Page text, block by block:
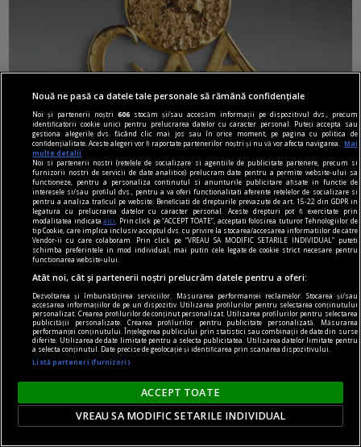
dalí
Gala
Numai Gala și Dalí sînt deghizați într‑o mitologie
deja indestructibilă.
Nouă ne pasă ca datele tale personale să rămână confidențiale
Noi și partenerii noștri606 stocăm și/sau accesăm informații pe dispozitivul dvs., precum
identificatorii cookie unici pentru prelucrarea datelor cu caracter personal. Puteți accepta sau
gestiona alegerile dvs. făcând clic mai jos sau în orice moment, pe pagina cu politica de
confidențialitate. Aceste alegeri vor fi raportate partenerilor noștri și nu vă vor afecta navigarea.
Mai
multe detalii
Noi si partenerii nostri (retelele de socializare si agentiile de publicitate partenere, precum si
furnizorii nostri de servicii de date analitice) prelucram date pentru a permite website-ului sa
functioneze, pentru a personaliza continutul si anunturile publicitare afisate in functie de
interesele si/sau profilul dvs., pentru a va oferi functionalitati aferente retelelor de socializare si
pentru a analiza traficul pe website. Beneficiati de drepturile prevazute de art. 15-22 din GDPR in
legatura cu prelucrarea datelor cu caracter personal. Aceste drepturi pot fi exercitate prin
modalitatea indicataaici
. Prin click pe “ACCEPT TOATE”, acceptati folosirea tuturor Tehnologiilor de
tip Cookie, care implica inclusiv acceptul dvs. cu privire la stocarea/accesarea informatiilor de catre
Vendor-ii cu care colaboram. Prin click pe “VREAU SA MODIFIC SETARILE INDIVIDUAL” puteti
schimba preferintele in mod individual, mai putin cele legate de cookie strict necesare pentru
functionarea website-ului.
Atât noi, cât și partenerii noștri prelucrăm datele pentru a oferi:
Dezvoltarea și îmbunătățirea serviciilor. Măsurarea performanței reclamelor. Stocarea și/sau
accesarea informațiilor de pe un dispozitiv. Utilizarea profilurilor pentru selectarea conținutului
personalizat. Crearea profilurilor de conținut personalizat. Utilizarea profilurilor pentru selectarea
publicității personalizate. Crearea profilurilor pentru publicitate personalizată. Măsurarea
performanței conținutului. Înțelegerea publicului prin statistici sau combinații de date din surse
diferite. Utilizarea de date limitate pentru a selecta publicitatea. Utilizarea datelor limitate pentru
a selecta conținutul. Date precise de geolocație și identificarea prin scanarea dispozitivului.
Listă parteneri (furnizori)
ACCEPT TOATE
VREAU SA MODIFIC SETARILE INDIVIDUAL